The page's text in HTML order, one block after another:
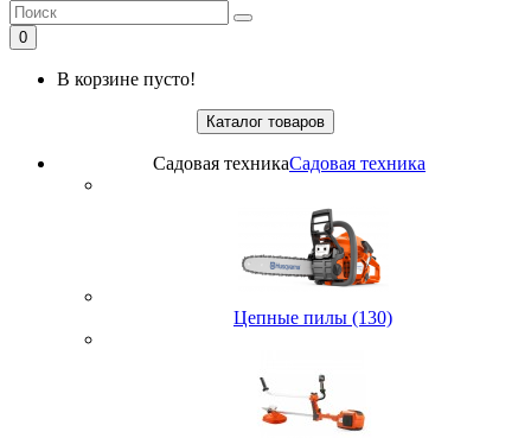
0
В корзине пусто!
Каталог товаров
Садовая техникаСадовая техника
Цепные пилы (130)